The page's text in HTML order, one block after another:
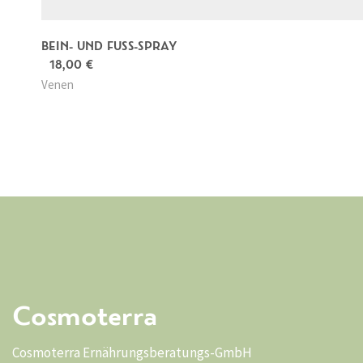
BEIN- UND FUSS-SPRAY
18,00 €
Venen
Cosmoterra
Cosmoterra Ernährungsberatungs-GmbH